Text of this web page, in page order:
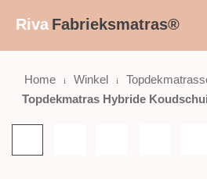
Riva Fabrieksmatras®
Home Winkel
Topdekmatras Hybride